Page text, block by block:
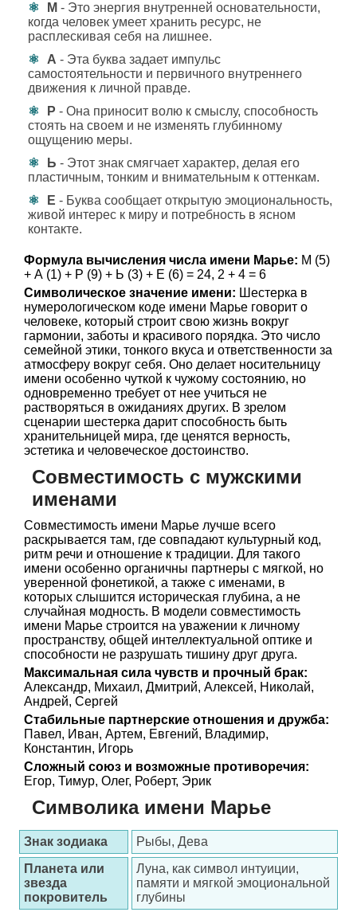
М - Это энергия внутренней основательности,
когда человек умеет хранить ресурс, не
расплескивая себя на лишнее.
А - Эта буква задает импульс
самостоятельности и первичного внутреннего
движения к личной правде.
Р - Она приносит волю к смыслу, способность
стоять на своем и не изменять глубинному
ощущению меры.
Ь - Этот знак смягчает характер, делая его
пластичным, тонким и внимательным к оттенкам.
Е - Буква сообщает открытую эмоциональность,
живой интерес к миру и потребность в ясном
контакте.
Формула вычисления числа имени Марье: М (5)
+ А (1) + Р (9) + Ь (3) + Е (6) = 24, 2 + 4 = 6
Символическое значение имени: Шестерка в
нумерологическом коде имени Марье говорит о
человеке, который строит свою жизнь вокруг
гармонии, заботы и красивого порядка. Это число
семейной этики, тонкого вкуса и ответственности за
атмосферу вокруг себя. Оно делает носительницу
имени особенно чуткой к чужому состоянию, но
одновременно требует от нее учиться не
растворяться в ожиданиях других. В зрелом
сценарии шестерка дарит способность быть
хранительницей мира, где ценятся верность,
эстетика и человеческое достоинство.
Совместимость с мужскими
именами
Совместимость имени Марье лучше всего
раскрывается там, где совпадают культурный код,
ритм речи и отношение к традиции. Для такого
имени особенно органичны партнеры с мягкой, но
уверенной фонетикой, а также с именами, в
которых слышится историческая глубина, а не
случайная модность. В модели совместимость
имени Марье строится на уважении к личному
пространству, общей интеллектуальной оптике и
способности не разрушать тишину друг друга.
Максимальная сила чувств и прочный брак:
Александр, Михаил, Дмитрий, Алексей, Николай,
Андрей, Сергей
Стабильные партнерские отношения и дружба:
Павел, Иван, Артем, Евгений, Владимир,
Константин, Игорь
Сложный союз и возможные противоречия:
Егор, Тимур, Олег, Роберт, Эрик
Символика имени Марье
Знак зодиака
Рыбы, Дева
Планета или
звезда
покровитель
Луна, как символ интуиции,
памяти и мягкой эмоциональной
глубины